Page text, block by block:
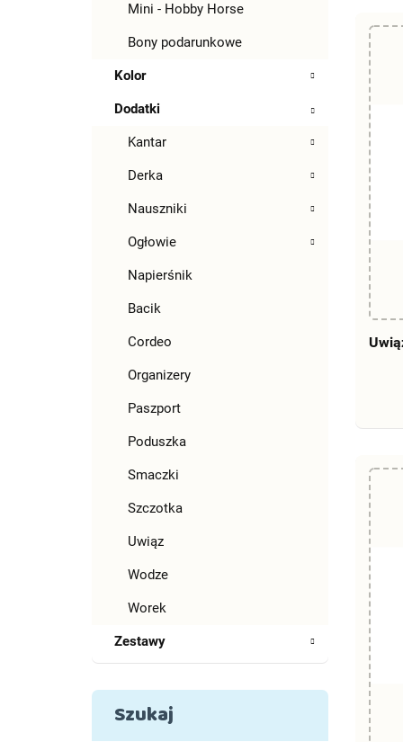
Mini - Hobby Horse
Bony podarunkowe
Kolor
Dodatki
Kantar
Derka
Nauszniki
Ogłowie
Napierśnik
Bacik
Cordeo
Organizery
Paszport
Poduszka
Smaczki
Szczotka
Uwiąz
Wodze
Worek
Zestawy
Szukaj